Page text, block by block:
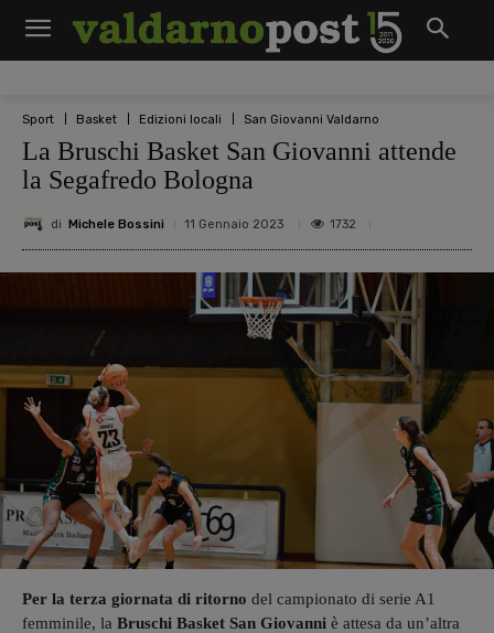
Sport Basket Edizioni locali San Giovanni Valdarno
La Bruschi Basket San Giovanni attende
la Segafredo Bologna
di Michele Bossini 11 Gennaio 2023 1732
Per la terza giornata di ritorno del campionato di serie A1
femminile, la Bruschi Basket San Giovanni è attesa da un’altra